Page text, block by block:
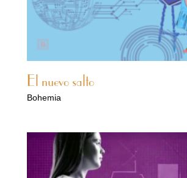
El nuevo salto
Bohemia